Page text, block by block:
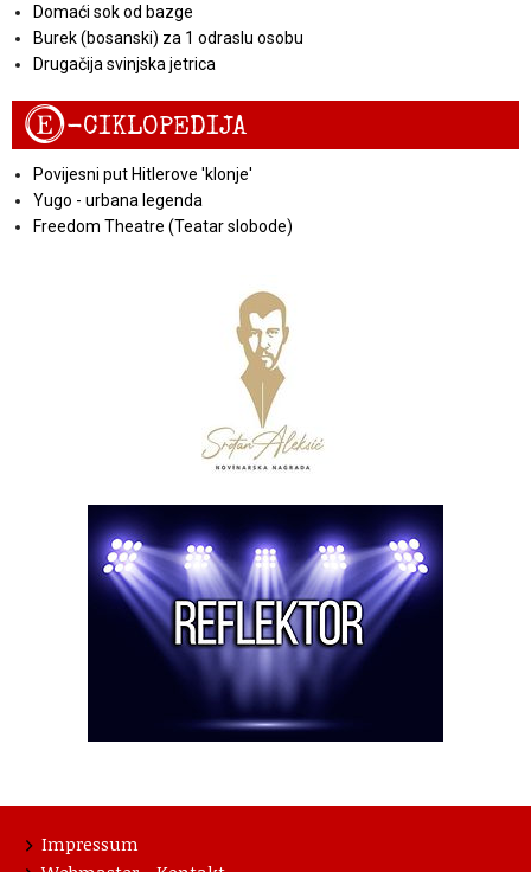
Domaći sok od bazge
Burek (bosanski) za 1 odraslu osobu
Drugačija svinjska jetrica
E-CIKLOPEDIJA
Povijesni put Hitlerove 'klonje'
Yugo - urbana legenda
Freedom Theatre (Teatar slobode)
Impressum